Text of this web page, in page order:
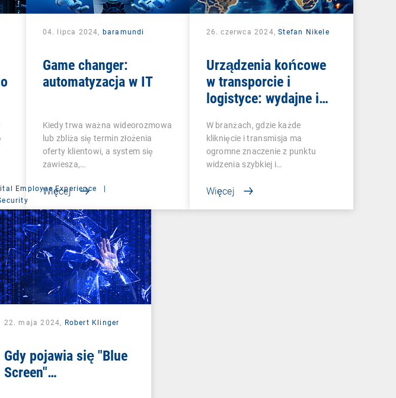
04. lipca 2024, baramundi
Game changer:
automatyzacja w IT
Kiedy trwa ważna wideorozmowa
lub zbliża się termin złożenia
oferty klientowi, a system się
zawiesza,…
Więcej
26. czerwca 2024,Stefan Nikele
Urządzenia końcowe
w transporcie i
logistyce: wydajne i
zarządzanie
W branżach, gdzie każde
kliknięcie i transmisja ma
ogromne znaczenie z punktu
widzenia szybkiej i…
Więcej
Employee Experience
|
22. maja 2024, Robert Klinger
Gdy pojawia się "Blue
Screen"…